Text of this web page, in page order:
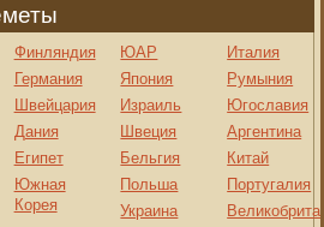
Финляндия
Германия
Швейцария
Дания
Египет
Южная
Корея
ЮАР
Япония
Израиль
Швеция
Бельгия
Польша
Украина
Италия
Румыния
Югославия
Аргентина
Китай
Португалия